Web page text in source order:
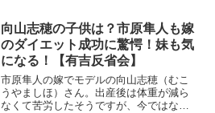
向山志穂の子供は？市原隼人も嫁
のダイエット成功に驚愕！妹も気
になる！【有吉反省会】
市原隼人の嫁でモデルの向山志穂（むこ
うやましほ）さん。出産後は体重が減ら
なくて苦労したそうですが、今ではなん